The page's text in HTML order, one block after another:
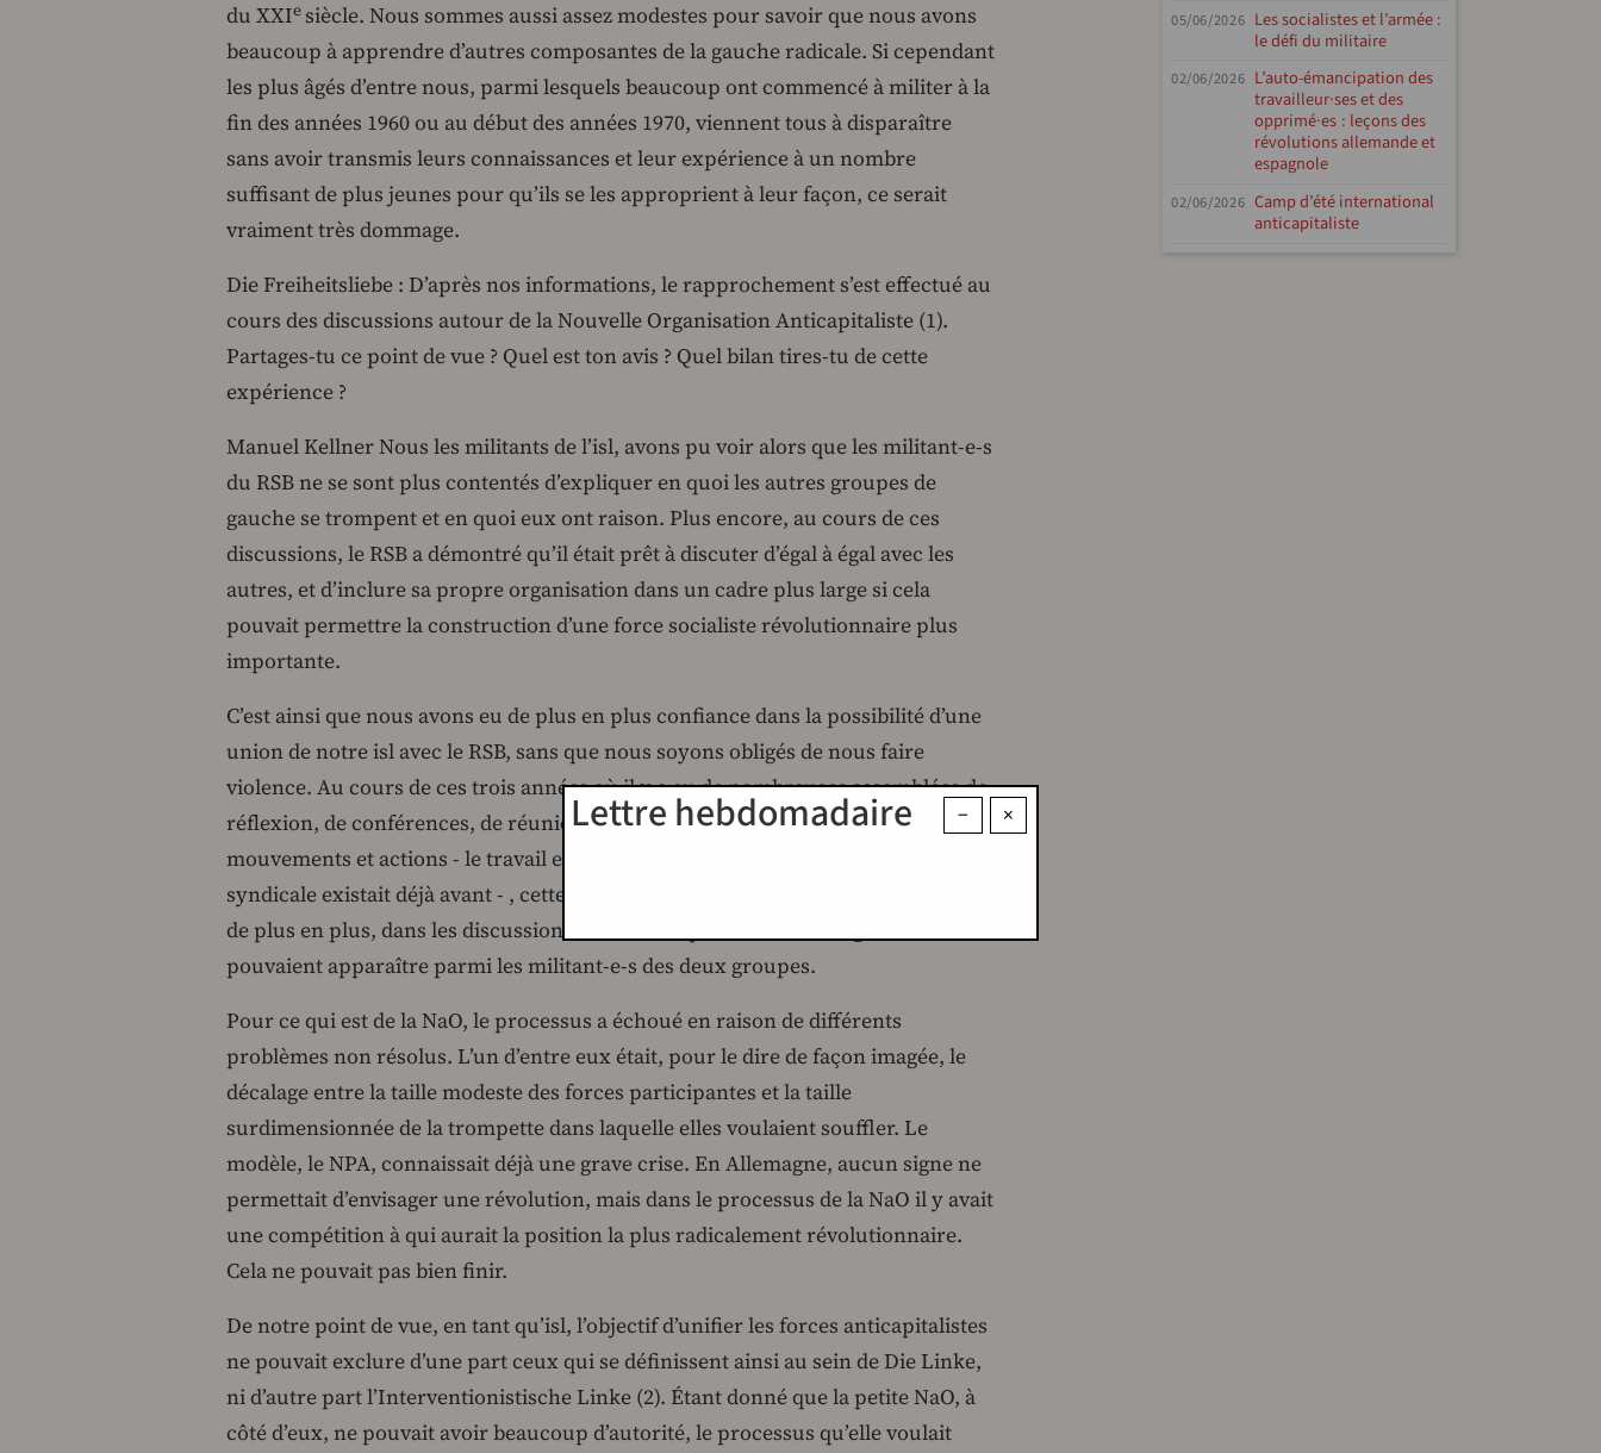
du XXIe siècle. Nous sommes aussi assez modestes pour savoir que nous avons
beaucoup à apprendre d’autres composantes de la gauche radicale. Si cependant
les plus âgés d’entre nous, parmi lesquels beaucoup ont commencé à militer à la
fin des années 1960 ou au début des années 1970, viennent tous à disparaître
sans avoir transmis leurs connaissances et leur expérience à un nombre
suffisant de plus jeunes pour qu’ils se les approprient à leur façon, ce serait
vraiment très dommage.
Die Freiheitsliebe : D’après nos informations, le rapprochement s’est effectué au
cours des discussions autour de la Nouvelle Organisation Anticapitaliste (1).
Partages-tu ce point de vue ? Quel est ton avis ? Quel bilan tires-tu de cette
expérience ?
Manuel Kellner Nous les militants de l’isl, avons pu voir alors que les militant-e-s
du RSB ne se sont plus contentés d’expliquer en quoi les autres groupes de
gauche se trompent et en quoi eux ont raison. Plus encore, au cours de ces
discussions, le RSB a démontré qu’il était prêt à discuter d’égal à égal avec les
autres, et d’inclure sa propre organisation dans un cadre plus large si cela
pouvait permettre la construction d’une force socialiste révolutionnaire plus
importante.
C’est ainsi que nous avons eu de plus en plus confiance dans la possibilité d’une
union de notre isl avec le RSB, sans que nous soyons obligés de nous faire
violence. Au cours de ces trois années où il y a eu de nombreuses assemblées de
réflexion, de conférences, de réunions de directions, de participation à des
mouvements et actions - le travail en commun dans le cadre de la gauche
syndicale existait déjà avant - , cette impression s’est constamment renforcée. Et
de plus en plus, dans les discussions, les mêmes positions et divergences
pouvaient apparaître parmi les militant-e-s des deux groupes.
Pour ce qui est de la NaO, le processus a échoué en raison de différents
problèmes non résolus. L’un d’entre eux était, pour le dire de façon imagée, le
décalage entre la taille modeste des forces participantes et la taille
surdimensionnée de la trompette dans laquelle elles voulaient souffler. Le
modèle, le NPA, connaissait déjà une grave crise. En Allemagne, aucun signe ne
permettait d’envisager une révolution, mais dans le processus de la NaO il y avait
une compétition à qui aurait la position la plus radicalement révolutionnaire.
Cela ne pouvait pas bien finir.
De notre point de vue, en tant qu’isl, l’objectif d’unifier les forces anticapitalistes
ne pouvait exclure d’une part ceux qui se définissent ainsi au sein de Die Linke,
ni d’autre part l’Interventionistische Linke (2). Étant donné que la petite NaO, à
côté d’eux, ne pouvait avoir beaucoup d’autorité, le processus qu’elle voulait
×
−
Lettre hebdomadaire
05/06/2026 Les socialistes et l’armée :
le défi du militaire
02/06/2026 L’auto-émancipation des
travailleur·ses et des
opprimé·es : leçons des
révolutions allemande et
espagnole
02/06/2026 Camp d’été international
anticapitaliste